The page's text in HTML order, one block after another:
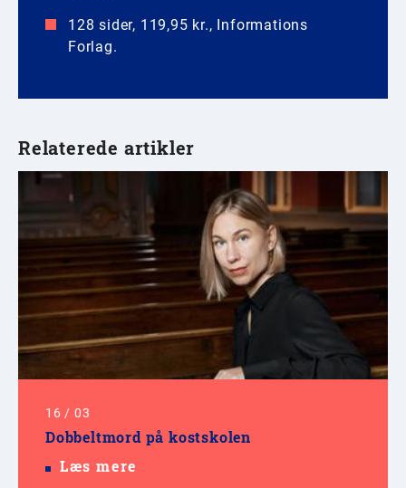
128 sider, 119,95 kr., Informations
Forlag.
Relaterede artikler
16 / 03
Dobbeltmord på kostskolen
Læs mere